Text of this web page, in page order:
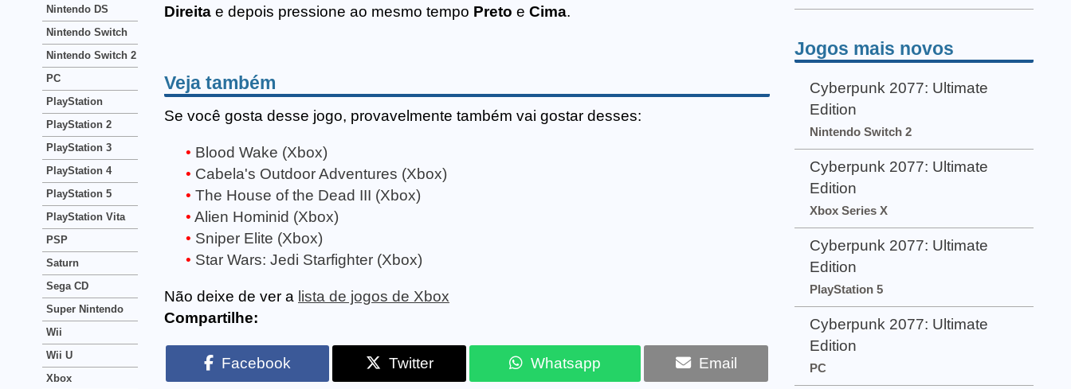
Direita e depois pressione ao mesmo tempo Preto e Cima.
Veja também
Se você gosta desse jogo, provavelmente também vai gostar desses:
Blood Wake (Xbox)
Cabela's Outdoor Adventures (Xbox)
The House of the Dead III (Xbox)
Alien Hominid (Xbox)
Sniper Elite (Xbox)
Star Wars: Jedi Starfighter (Xbox)
Não deixe de ver a lista de jogos de Xbox
Compartilhe:
Facebook Twitter Whatsapp Email
Nintendo DS
Nintendo Switch
Nintendo Switch 2
PC
PlayStation
PlayStation 2
PlayStation 3
PlayStation 4
PlayStation 5
PlayStation Vita
PSP
Saturn
Sega CD
Super Nintendo
Wii
Wii U
Xbox
Jogos mais novos
Cyberpunk 2077: Ultimate
Edition
Nintendo Switch 2
Cyberpunk 2077: Ultimate
Edition
Xbox Series X
Cyberpunk 2077: Ultimate
Edition
PlayStation 5
Cyberpunk 2077: Ultimate
Edition
PC